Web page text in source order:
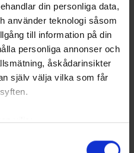
din personliga data,
använder teknologi såsom
till information på din
personliga annonser och
åskådarinsikter
själv välja vilka som får
vilja:
upp till flera meter
than 40% of their teams total
Please note that Game
Goalies.
GRU- Grums IK
MUN
- IFK Munkfors
VAL- Valbo HC
officiella app
nyheter, livebevakning